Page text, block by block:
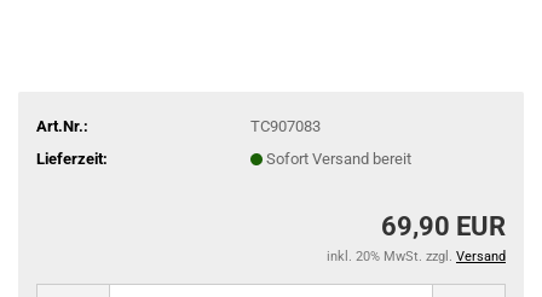
Art.Nr.:
TC907083
Lieferzeit:
Sofort Versand bereit
69,90 EUR
inkl. 20% MwSt. zzgl. Versand